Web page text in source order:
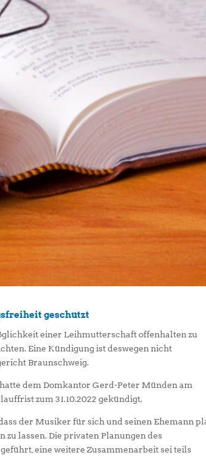
geschützt
einer Leihmutterschaft offenhalten zu
Eine Kündigung ist deswegen nicht
Braunschweig.
dem Domkantor Gerd-Peter Münden am
zum 31.10.2022 gekündigt.
der Musiker für sich und seinen Ehemann
lassen. Die privaten Planungen des
eine weitere Zusammenarbeit sei teils